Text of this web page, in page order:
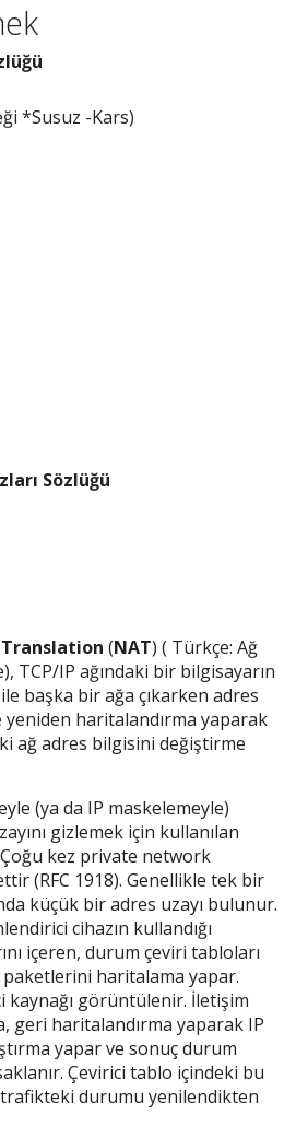
*Susuz -Kars)
Sözlüğü
(NAT) ( Türkçe: Ağ
TCP/IP ağındaki bir bilgisayarın
başka bir ağa çıkarken adres
yeniden haritalandırma yaparak
ağ adres bilgisini değiştirme
(ya da IP maskelemeyle)
gizlemek için kullanılan
kez private network
(RFC 1918). Genellikle tek bir
küçük bir adres uzayı bulunur.
cihazın kullandığı
içeren, durum çeviri tabloları
paketlerini haritalama yapar.
kaynağı görüntülenir. İletişim
geri haritalandırma yaparak IP
yapar ve sonuç durum
Çevirici tablo içindeki bu
durumu yenilendikten